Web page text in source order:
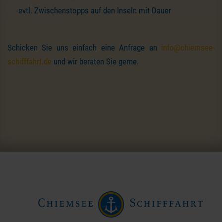
evtl. Zwischenstopps auf den Inseln mit Dauer
Schicken Sie uns einfach eine Anfrage an info@chiemsee-
schifffahrt.de und wir beraten Sie gerne.